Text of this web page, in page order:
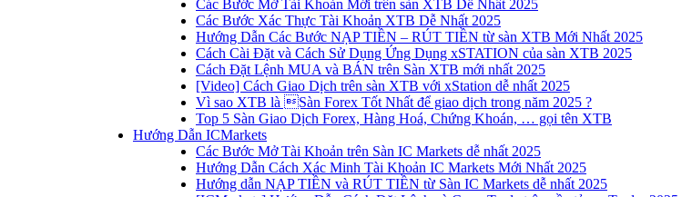
Các Bước Mở Tài Khoản Mới trên sàn XTB Dễ Nhất 2025
Các Bước Xác Thực Tài Khoản XTB Dễ Nhất 2025
Hướng Dẫn Các Bước NẠP TIỀN – RÚT TIỀN từ sàn XTB Mới Nhất 2025
Cách Cài Đặt và Cách Sử Dụng Ứng Dụng xSTATION của sàn XTB 2025
Cách Đặt Lệnh MUA và BÁN trên Sàn XTB mới nhất 2025
[Video] Cách Giao Dịch trên sàn XTB với xStation dễ nhất 2025
Vì sao XTB là Sàn Forex Tốt Nhất để giao dịch trong năm 2025 ?
Top 5 Sàn Giao Dịch Forex, Hàng Hoá, Chứng Khoán, … gọi tên XTB
Hướng Dẫn ICMarkets
Các Bước Mở Tài Khoản trên Sàn IC Markets dễ nhất 2025
Hướng Dẫn Cách Xác Minh Tài Khoản IC Markets Mới Nhất 2025
Hướng dẫn NẠP TIỀN và RÚT TIỀN từ Sàn IC Markets dễ nhất 2025